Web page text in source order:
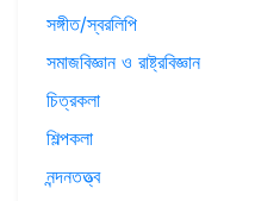
সঙ্গীত/স্বরলিপি
সমাজবিজ্ঞান ও রাষ্ট্রবিজ্ঞান
চিত্রকলা
শিল্পকলা
নন্দনতত্ত্ব